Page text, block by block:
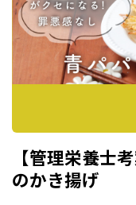
【管理栄養士
のかき揚げ